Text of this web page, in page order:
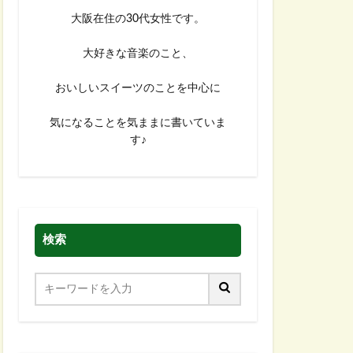
大阪在住の30代女性です。
大好きな音楽のこと、
おいしいスイーツのことを中心に
気になることを気ままに書いていま
す♪
検索